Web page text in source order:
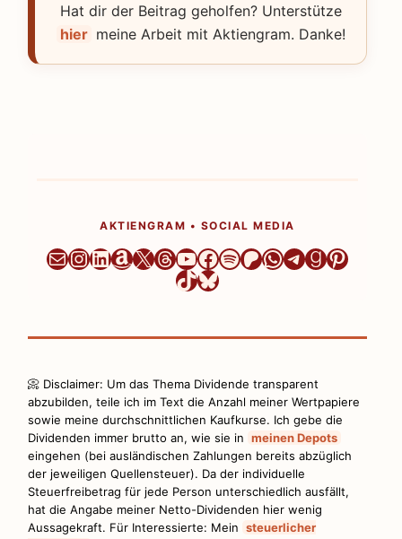
Hat dir der Beitrag geholfen? Unterstütze
hier meine Arbeit mit Aktiengram. Danke!
AKTIENGRAM • SOCIAL MEDIA
Newsletter
Instagram
LinkedIn
Amazon
X Threads
YouTube
Facebook
Spotify
Patreon
WhatsApp
Telegram
TikTok
Bluesky
📀 Disclaimer: Um das Thema Dividende transparent
abzubilden, teile ich im Text die Anzahl meiner Wertpapiere
sowie meine durchschnittlichen Kaufkurse. Ich gebe die
Dividenden immer brutto an, wie sie in meinen Depots
eingehen (bei ausländischen Zahlungen bereits abzüglich
der jeweiligen Quellensteuer). Da der individuelle
Steuerfreibetrag für jede Person unterschiedlich ausfällt,
hat die Angabe meiner Netto-Dividenden hier wenig
Aussagekraft. Für Interessierte: Mein steuerlicher